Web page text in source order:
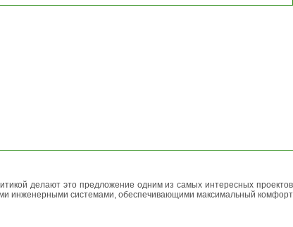
делают это предложение одним из самых интересных проектов
инженерными системами, обеспечивающими максимальный комфорт